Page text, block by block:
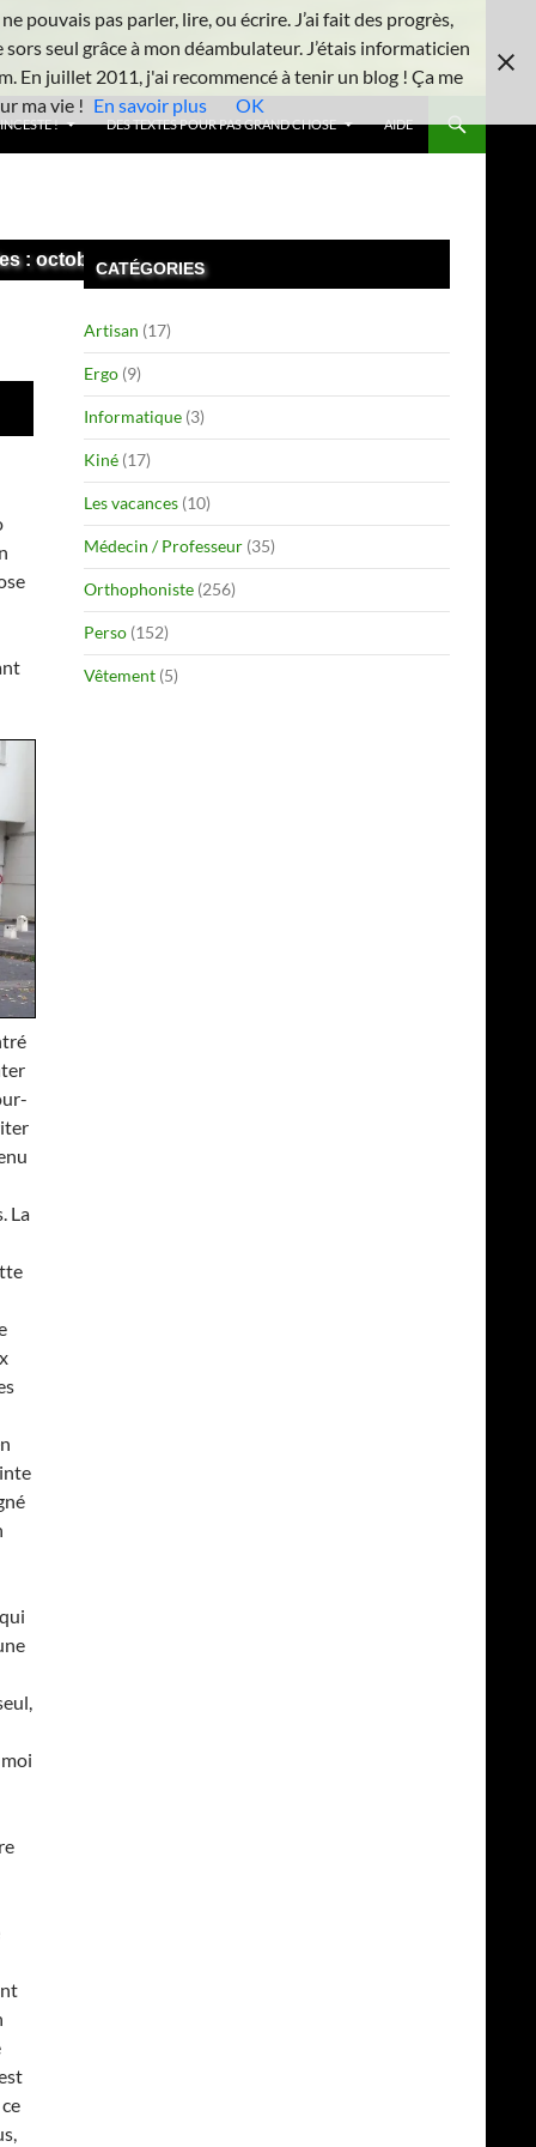
! DES TEXTES POUR PAS GRAND CHOSE AIDE
: octobre 2017
La
CATÉGORIES
Artisan (17)
Ergo (9)
Informatique (3)
Kiné (17)
Les vacances (10)
Médecin / Professeur (35)
Orthophoniste (256)
Perso (152)
Vêtement (5)
pouvais pas parler, lire, ou écrire. J’ai fait des progrès,
seul grâce à mon déambulateur. J’étais informaticien
En juillet 2011, j'ai recommencé à tenir un blog ! Ça me
ma vie ! En savoir plus OK